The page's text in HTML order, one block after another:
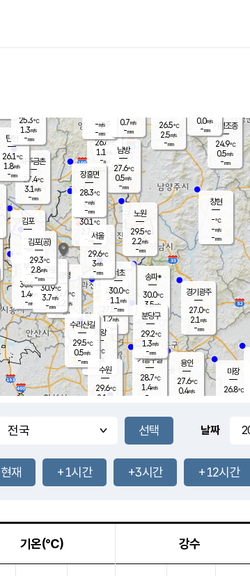
양주
26.6℃
1.1
-mm
과천
27.5℃
1.2m/s
- mm
-mm
-mm
용인
27.6℃
0.4m/s
경기광주
27.0℃
2.1 m/s
-mm
27.8
℃
파주금촌
27.4℃
3.1 m/s
-mm
가평조종
24.9℃
0.5m/s
-mm
26.5℃
2.5m/s
-mm
창현
-℃
-m/s
-mm
탄현
26.1℃
1.8m/s
-mm
0.0m/s
-mm
29.2℃
1.3m/s
-mm
마장
26.8℃
의왕
- ℃
m/s
mm
김포
- ℃
-m/s
mm
광명
31.0
℃
2.2 m/s
-mm
부천
30.6℃
1.4m/s
-mm
-mm
구로
30.9℃
3.7m/s
-mm
은평
30.1℃
2.7 m/s
- mm
노원
29.5℃
2.2m/s
-mm
송파*
30.0℃
3.5m/s
-mm
서초
30.0℃
1.1 m/s
-mm
남방
27.6℃
0.5m/s
-mm
기흥구갈
28.7℃
1.4m/s
-
수리산길
29.5℃
0.5m/s
-mm
분당구
29.2℃
1.3m/s
-mm
장흥면
28.3℃
-m/s
-mm
-m/s
-mm
김포(공)
29.3℃
2.8m/s
-mm
수원
29.6℃
2.1 m/s
서울
29.6℃
3m/s
-mm
25.3℃
1.3m/s
-mm
0.7m/s
-mm
날짜
현재 +1시간 +3시간 +12시간
기온(℃) 강수